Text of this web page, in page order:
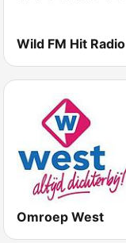
Wild FM Hit Radio
Omroep West